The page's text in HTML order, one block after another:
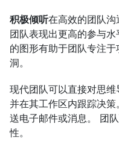
积极倾听在高效的团队
团队表现出更高的参与
的图形有助于团队专注
洞。
现代团队可以直接对思
并在其工作区内跟踪决
送电子邮件或消息。 团
性。